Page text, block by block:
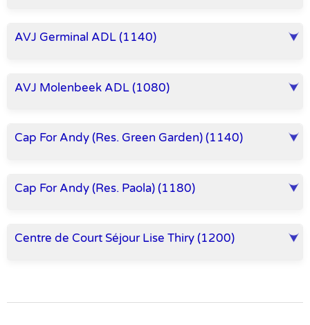
AVJ Germinal ADL (1140)
AVJ Molenbeek ADL (1080)
Cap For Andy (Res. Green Garden) (1140)
Cap For Andy (Res. Paola) (1180)
Centre de Court Séjour Lise Thiry (1200)